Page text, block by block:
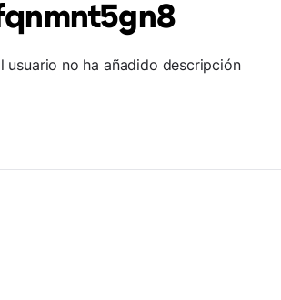
usuario no ha añadido descripción